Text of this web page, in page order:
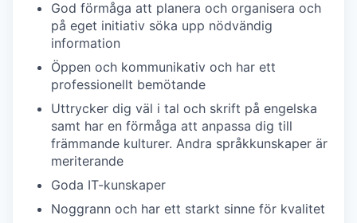
God förmåga att planera och organisera och
på eget initiativ söka upp nödvändig
information
Öppen och kommunikativ och har ett
professionellt bemötande
Uttrycker dig väl i tal och skrift på engelska
samt har en förmåga att anpassa dig till
främmande kulturer. Andra språkkunskaper är
meriterande
Goda IT-kunskaper
Noggrann och har ett starkt sinne för kvalitet